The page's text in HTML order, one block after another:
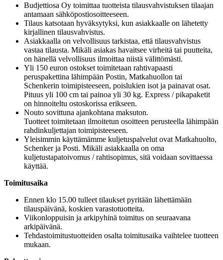
Budjettiosa Oy toimittaa tuotteista tilausvahvistuksen tilaajan
antamaan sähköpostiosoitteeseen.
Tilaus katsotaan hyväksytyksi, kun asiakkaalle on lähetetty
kirjallinen tilausvahvistus.
Asiakkaalla on velvollisuus tarkistaa, että tilausvahvistus
vastaa tilausta. Mikäli asiakas havaitsee virheitä tai puutteita,
on hänellä velvollisuus ilmoittaa niistä välittömästi.
Yli 150 euron ostokset toimitetaan rahtivapaasti
peruspakettina lähimpään Postin, Matkahuollon tai
Schenkerin toimipisteeseen, poislukien isot ja painavat osat.
Pituus yli 100 cm tai painoa yli 30 kg. Express / pikapaketit
on hinnoiteltu ostoskorissa erikseen.
Nouto sovittuna ajankohtana maksuton.
Tuotteet toimitetaan ilmoitetun osoitteen perusteella lähimpään
rahdinkuljettajan toimipisteeseen.
Yleisimmin käyttämämme kuljetuspalvelut ovat Matkahuolto,
Schenker ja Posti. Mikäli asiakkaalla on oma
kuljetustapatoivomus / rahtisopimus, sitä voidaan sovittaessa
käyttää.
Toimitusaika
Ennen klo 15.00 tulleet tilaukset pyritään lähettämään
tilauspäivänä, koskien varastotuotteita.
Viikonloppuisin ja arkipyhinä toimitus on seuraavana
arkipäivänä.
Tehdastoimitustuotteiden osalta toimitusaika vaihtelee tuotteen
mukaan.